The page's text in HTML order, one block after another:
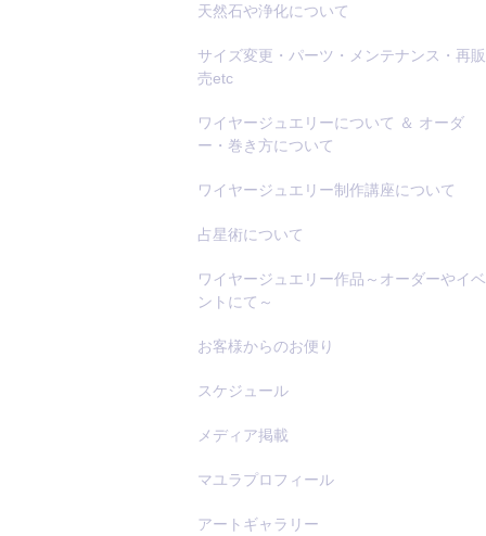
天然石や浄化について
サイズ変更・パーツ・メンテナンス・再販
売etc
ワイヤージュエリーについて ＆ オーダ
ー・巻き方について
ワイヤージュエリー制作講座について
占星術について
ワイヤージュエリー作品～オーダーやイベ
ントにて～
お客様からのお便り
スケジュール
メディア掲載
マユラプロフィール
アートギャラリー